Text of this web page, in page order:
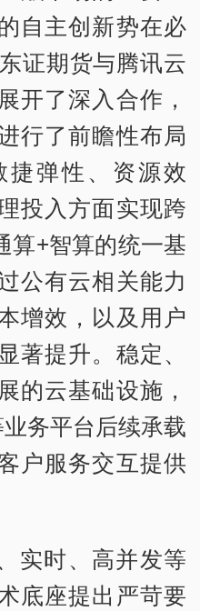
自主创新势在必
证期货与腾讯云
开了深入合作，
行了前瞻性布局
弹性、资源效
投入方面实现跨
算+智算的统一基
公有云相关能力
增效，以及用户
著提升。稳定、
的云基础设施，
务平台后续承载
户服务交互提供
实时、高并发等
底座提出严苛要